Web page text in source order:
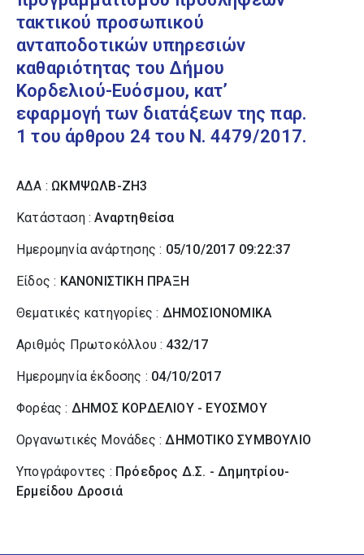
τακτικού προσωπικού
ανταποδοτικών υπηρεσιών
καθαριότητας του Δήμου
Κορδελιού-Ευόσμου, κατ’
εφαρμογή των διατάξεων της παρ.
1 του άρθρου 24 του Ν. 4479/2017.
ΑΔΑ : ΩΚΜΨΩΛΒ-ΖΗ3
Κατάσταση :Αναρτηθείσα
Ημερομηνία ανάρτησης : 05/10/2017 09:22:37
Είδος : ΚΑΝΟΝΙΣΤΙΚΗ ΠΡΑΞΗ
Θεματικές κατηγορίες : ΔΗΜΟΣΙΟΝΟΜΙΚΑ
Αριθμός Πρωτοκόλλου : 432/17
Ημερομηνία έκδοσης : 04/10/2017
Φορέας : ΔΗΜΟΣ ΚΟΡΔΕΛΙΟΥ - ΕΥΟΣΜΟΥ
Οργανωτικές Μονάδες :ΔΗΜΟΤΙΚΟ ΣΥΜΒΟΥΛΙΟ
Υπογράφοντες : Πρόεδρος Δ.Σ. - Δημητρίου-
Ερμείδου Δροσιά